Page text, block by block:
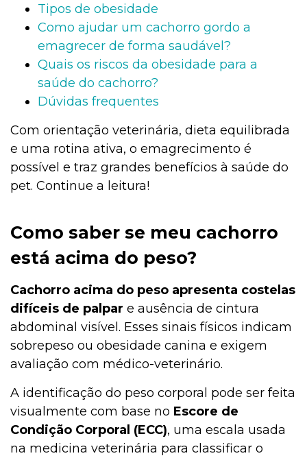
Tipos de obesidade
Como ajudar um cachorro gordo a
emagrecer de forma saudável?
Quais os riscos da obesidade para a
saúde do cachorro?
Dúvidas frequentes
Com orientação veterinária, dieta equilibrada
e uma rotina ativa, o emagrecimento é
possível e traz grandes benefícios à saúde do
pet. Continue a leitura!
Como saber se meu cachorro
está acima do peso?
Cachorro acima do peso apresenta costelas
difíceis de palpar e ausência de cintura
abdominal visível. Esses sinais físicos indicam
sobrepeso ou obesidade canina e exigem
avaliação com médico-veterinário.
A identificação do peso corporal pode ser feita
visualmente com base no Escore de
Condição Corporal (ECC), uma escala usada
na medicina veterinária para classificar o